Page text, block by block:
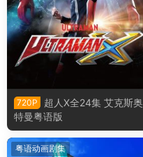
720P
超人X全24集 艾克斯奥
特曼粤语版
粤语动画剧集